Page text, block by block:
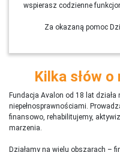
wspierasz codzienne
Za okazaną pomoc
Kilka słów
Fundacja Avalon od 18 lat
niepełnosprawnościami.
finansowo, rehabilitujemy,
marzenia.
Działamy na wielu obszarach –